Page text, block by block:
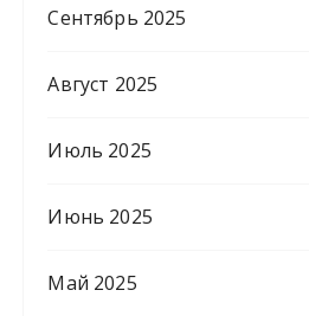
Сентябрь 2025
Август 2025
Июль 2025
Июнь 2025
Май 2025